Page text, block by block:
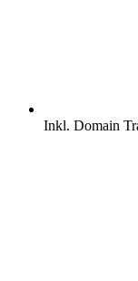
Inkl. Domain